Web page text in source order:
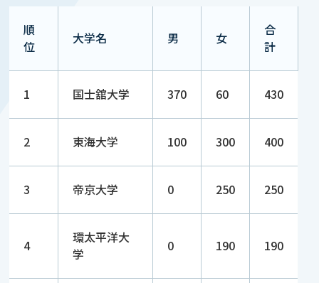
順
位
大学名 男 女
合
計
1 国士舘大学 370 60 430
2 東海大学 100 300 400
3 帝京大学 0 250 250
4
環太平洋大
学
0 190 190